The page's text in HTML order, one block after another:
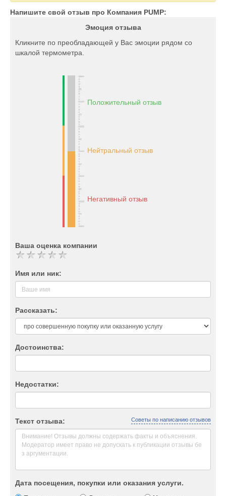
Напишите свой отзыв про Компания PUMP:
Эмоция отзыва
Кликните по преобладающей у Вас эмоции рядом со
шкалой термометра.
Положительный отзыв
Нейтральный отзыв
Негативный отзыв
Ваша оценка компании
Имя или ник:
Рассказать:
Достоинства:
Недостатки:
Текст отзыва: Советы по написанию отзывов
Дата посещения, покупки или оказания услуги.